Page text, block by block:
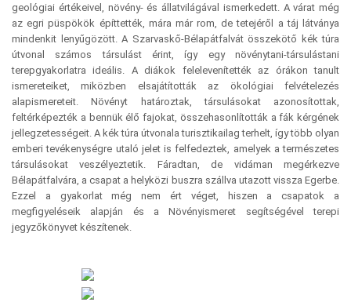
geológiai értékeivel, növény- és állatvilágával ismerkedett. A várat még
az egri püspökök építtették, mára már rom, de tetejéről a táj látványa
mindenkit lenyűgözött. A Szarvaskő-Bélapátfalvát összekötő kék túra
útvonal számos társulást érint, így egy növénytani-társulástani
terepgyakorlatra ideális. A diákok felelevenítették az órákon tanult
ismereteiket, miközben elsajátították az ökológiai felvételezés
alapismereteit. Növényt határoztak, társulásokat azonosítottak,
feltérképezték a bennük élő fajokat, összehasonlították a fák kérgének
jellegzetességeit. A kék túra útvonala turisztikailag terhelt, így több olyan
emberi tevékenységre utaló jelet is felfedeztek, amelyek a természetes
társulásokat veszélyeztetik. Fáradtan, de vidáman megérkezve
Bélapátfalvára, a csapat a helyközi buszra szállva utazott vissza Egerbe.
Ezzel a gyakorlat még nem ért véget, hiszen a csapatok a
megfigyeléseik alapján és a Növényismeret segítségével terepi
jegyzőkönyvet készítenek.